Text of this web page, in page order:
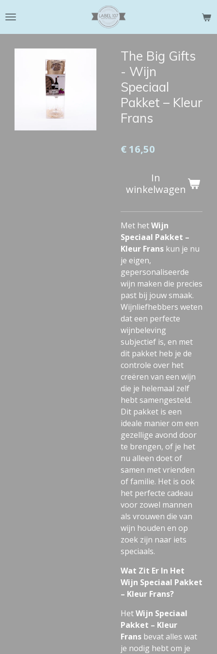
direct
naar
The Big Gifts
- Wijn
Speciaal
Pakket – Kleur
Frans
€ 16,50
In
winkelwagen
Met hetWijn
Speciaal Pakket –
Kleur Frans kun je nu
je eigen,
gepersonaliseerde
wijn maken die precies
past bij jouw smaak.
Wijnliefhebbers weten
dat een perfecte
wijnbeleving
subjectief is, en met
dit pakket heb je de
controle over het
creëren van een wijn
die je helemaal zelf
hebt samengesteld.
Dit pakket is een
ideale manier om een
gezellige avond door
te brengen, of je het
nu alleen doet of
samen met vrienden
of familie. Het is ook
het perfecte cadeau
voor zowel mannen
als vrouwen die van
wijn houden en op
zoek zijn naar iets
speciaals.
Wat Zit Er In Het
Wijn Speciaal Pakket
– Kleur Frans?
HetWijn Speciaal
Pakket – Kleur
Frans bevat alles wat
je nodig hebt om je